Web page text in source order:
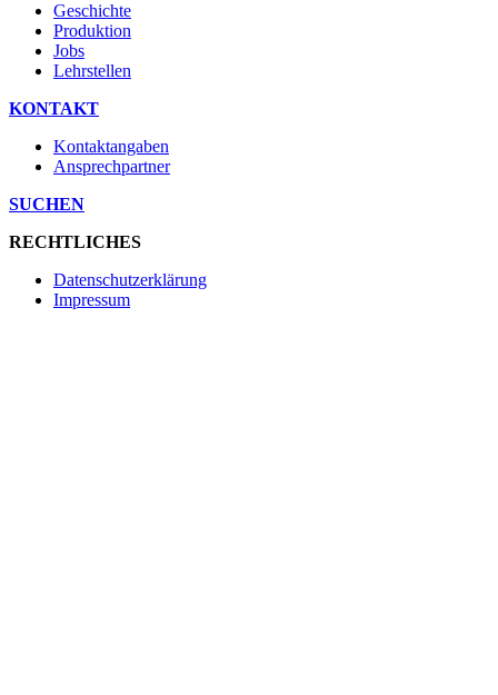
Geschichte
Produktion
Jobs
Lehrstellen
KONTAKT
Kontaktangaben
Ansprechpartner
SUCHEN
RECHTLICHES
Datenschutzerklärung
Impressum